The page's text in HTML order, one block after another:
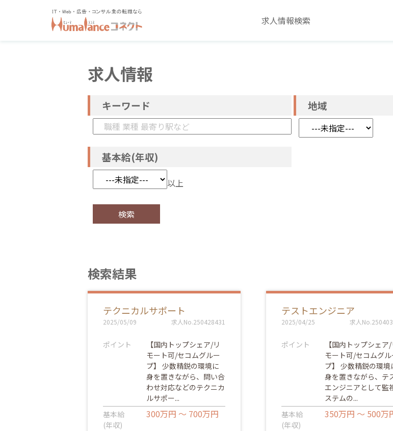
求人情報検索
求人情報
キーワード 地域
基本給(年収)
以上
検索結果
テクニカルサポート
2025/05/09 求人No.250428431
ポイント
【国内トップシェア/リ
モート可/セコムグルー
プ】 少数精鋭の環境に
身を置きながら、問い合
わせ対応などのテクニカ
ルサポー...
基本給
(年収)
300万円 ～ 700万円
テストエンジニア
2025/04/25 求人
ポイント
【国内トップシェア/
モート可/セコムグル
プ】 少数精鋭の環境
身を置きながら、テ
エンジニアとして監
ステムの...
基本給
(年収)
350万円 ～ 500万